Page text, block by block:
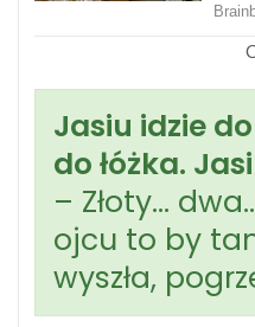
Jasiu idzie
do łóżka.
– Złoty…
ojcu to by
wyszła,